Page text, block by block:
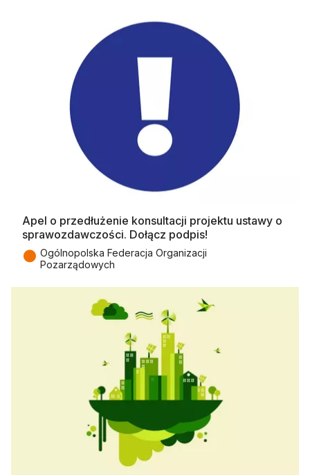
Apel o przedłużenie konsultacji projektu ustawy o
sprawozdawczości. Dołącz podpis!
● Ogólnopolska Federacja Organizacji
Pozarządowych